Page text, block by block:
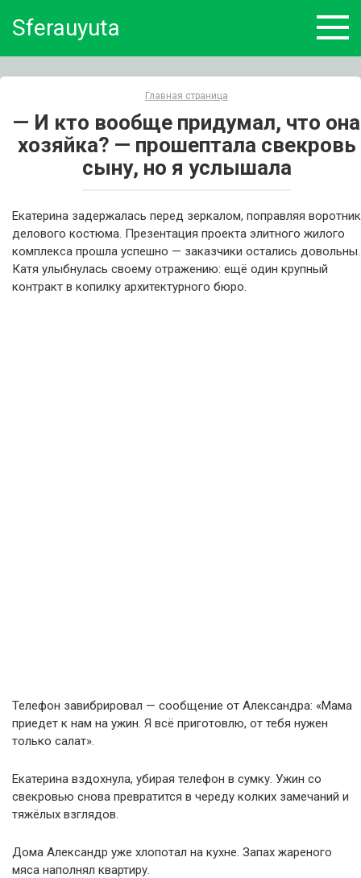
Sferauyuta
Главная страница
— И кто вообще придумал, что она
хозяйка? — прошептала свекровь
сыну, но я услышала
Екатерина задержалась перед зеркалом, поправляя воротник
делового костюма. Презентация проекта элитного жилого
комплекса прошла успешно — заказчики остались довольны.
Катя улыбнулась своему отражению: ещё один крупный
контракт в копилку архитектурного бюро.
Телефон завибрировал — сообщение от Александра: «Мама
приедет к нам на ужин. Я всё приготовлю, от тебя нужен
только салат».
Екатерина вздохнула, убирая телефон в сумку. Ужин со
свекровью снова превратится в череду колких замечаний и
тяжёлых взглядов.
Дома Александр уже хлопотал на кухне. Запах жареного
мяса наполнял квартиру.